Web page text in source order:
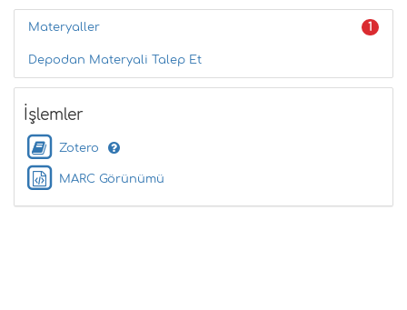
1
Materyaller
Depodan Materyali Talep Et
İşlemler
Zotero
MARC Görünümü